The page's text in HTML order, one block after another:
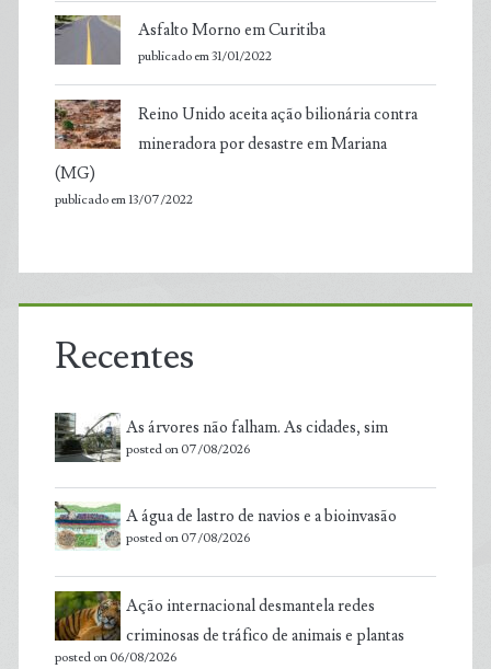
Asfalto Morno em Curitiba
publicado em 31/01/2022
Reino Unido aceita ação bilionária contra
mineradora por desastre em Mariana
(MG)
publicado em 13/07/2022
Recentes
As árvores não falham. As cidades, sim
posted on 07/08/2026
A água de lastro de navios e a bioinvasão
posted on 07/08/2026
Ação internacional desmantela redes
criminosas de tráfico de animais e plantas
posted on 06/08/2026